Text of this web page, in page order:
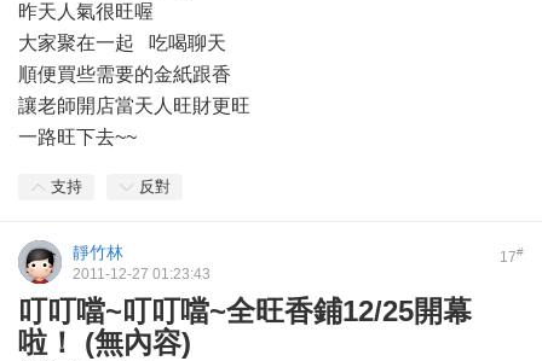
昨天人氣很旺喔
大家聚在一起 吃喝聊天
順便買些需要的金紙跟香
讓老師開店當天人旺財更旺
一路旺下去~~
支持 反對
17#
靜竹林
2011-12-27 01:23:43
叮叮噹~叮叮噹~全旺香鋪12/25開幕
啦！ (無內容)